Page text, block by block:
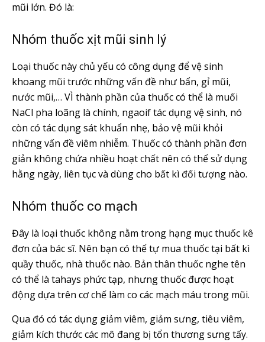
mũi lớn. Đó là:
Nhóm thuốc xịt mũi sinh lý
Loại thuốc này chủ yếu có công dụng để vệ sinh
khoang mũi trước những vấn đề như bẩn, gỉ mũi,
nước mũi,… VÌ thành phần của thuốc có thể là muối
NaCl pha loãng là chính, ngaoif tác dụng vệ sinh, nó
còn có tác dụng sát khuẩn nhẹ, bảo vệ mũi khỏi
những vấn đề viêm nhiễm. Thuốc có thành phần đơn
giản không chứa nhiều hoạt chất nên có thể sử dụng
hằng ngày, liên tục và dùng cho bất kì đối tượng nào.
Nhóm thuốc co mạch
Đây là loại thuốc không nằm trong hạng mục thuốc kê
đơn của bác sĩ. Nên bạn có thể tự mua thuốc tại bất kì
quầy thuốc, nhà thuốc nào. Bản thân thuốc nghe tên
có thể là tahays phức tạp, nhưng thuốc được hoạt
động dựa trên cơ chế làm co các mạch máu trong mũi.
Qua đó có tác dụng giảm viêm, giảm sưng, tiêu viêm,
giảm kích thước các mô đang bị tổn thương sưng tấy.